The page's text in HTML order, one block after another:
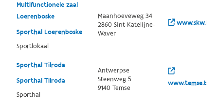
Multifunctionele zaal
Loerenboske
Sporthal Loerenboske
Sportlokaal
Maanhoeveweg 34
2860 Sint-Katelijne-
Waver
www.skw.be/
Sporthal Tilroda
Sporthal Tilroda
Sporthal
Antwerpse
Steenweg 5
9140 Temse